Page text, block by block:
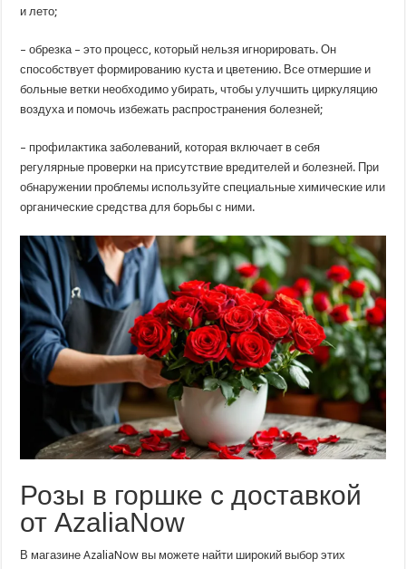
и лето;
– обрезка – это процесс, который нельзя игнорировать. Он
способствует формированию куста и цветению. Все отмершие и
больные ветки необходимо убирать, чтобы улучшить циркуляцию
воздуха и помочь избежать распространения болезней;
– профилактика заболеваний, которая включает в себя
регулярные проверки на присутствие вредителей и болезней. При
обнаружении проблемы используйте специальные химические или
органические средства для борьбы с ними.
Розы в горшке с доставкой
от AzaliaNow
В магазине AzaliaNow вы можете найти широкий выбор этих